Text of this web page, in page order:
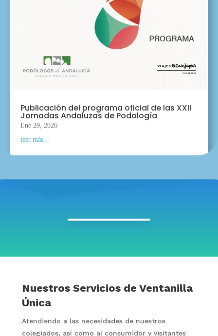
Publicación del programa oficial de las XXII
Jornadas Andaluzas de Podología
Ene 29, 2026
leer más...
Nuestros Servicios de Ventanilla
Única
Atendiendo a las necesidades de nuestros
colegiados, así como al consumidor y visitantes